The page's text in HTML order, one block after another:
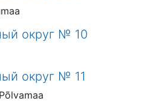
округ № 10
округ № 11